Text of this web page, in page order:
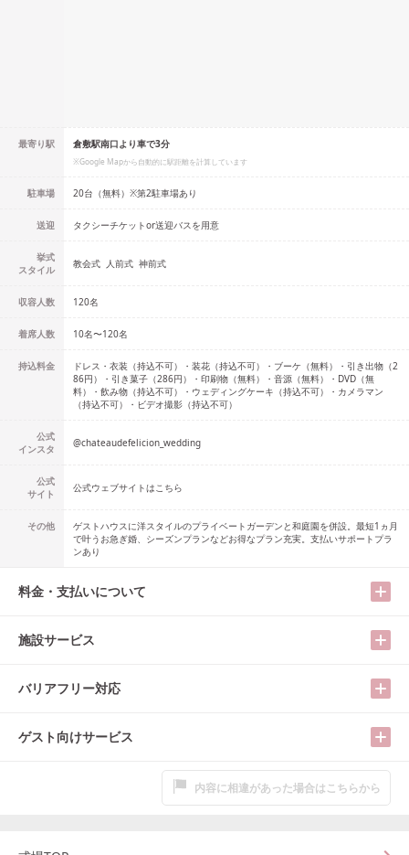
最寄り駅 倉敷駅南口より車で3分
※Google Mapから自動的に駅距離を計算しています
駐車場 20台（無料）※第2駐車場あり
送迎 タクシーチケットor送迎バスを用意
挙式
スタイル
教会式 人前式 神前式
収容人数 120名
着席人数 10名〜120名
持込料金
ドレス・衣装（持込不可）・装花（持込不可）・ブーケ（無料）・引き出物（2
86円）・引き菓子（286円）・印刷物（無料）・音源（無料）・DVD（無
料）・飲み物（持込不可）・ウェディングケーキ（持込不可）・カメラマン
（持込不可）・ビデオ撮影（持込不可）
公式
インスタ
@chateaudefelicion_wedding
公式
サイト
公式ウェブサイトはこちら
その他
ゲストハウスに洋スタイルのプライベートガーデンと和庭園を併設。最短1ヵ月
で叶うお急ぎ婚、シーズンプランなどお得なプラン充実。支払いサポートプラ
ンあり
料金・支払いについて
施設サービス
バリアフリー対応
ゲスト向けサービス
内容に相違があった場合はこちらから